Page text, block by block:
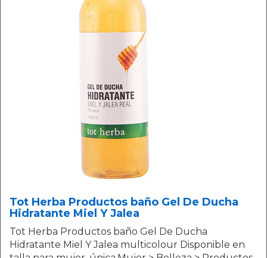
Tot Herba Productos baño Gel De Ducha
Hidratante Miel Y Jalea
Tot Herba Productos baño Gel De Ducha
Hidratante Miel Y Jalea multicolour Disponible en